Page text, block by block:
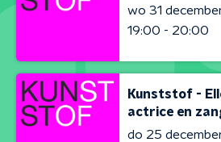
wo 31
19:00 - 20:00
Kunststof -
actrice en
do 25